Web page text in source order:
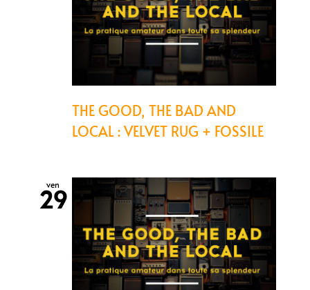
THE GOOD, THE BAD AND
LOCAL : VELVET RUG + FOSSILE
ven
29